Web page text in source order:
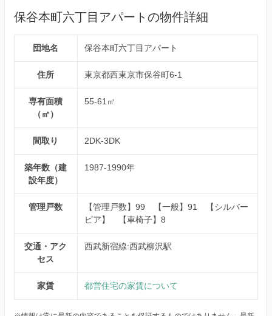
保谷本町六丁目アパートの物件詳細
団地名 保谷本町六丁目アパート
住所 東京都西東京市保谷町6-1
専有面積
（㎡）
55-61㎡
間取り 2DK-3DK
築年数（建
設年度）
1987-1990年
管理戸数
【管理戸数】99 【一般】91 【シルバー
ピア】 【車椅子】8
交通・アク
セス
西武新宿線:西武柳沢駅
家賃 都営住宅の家賃について